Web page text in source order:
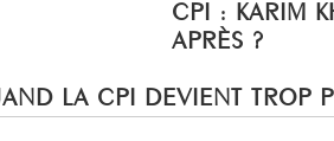
CPI : KARIM
APRÈS ?
LA CPI DEVIENT TROP